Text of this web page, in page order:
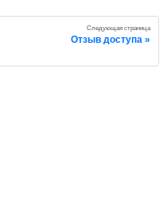
Следующая страница
Отзыв доступа